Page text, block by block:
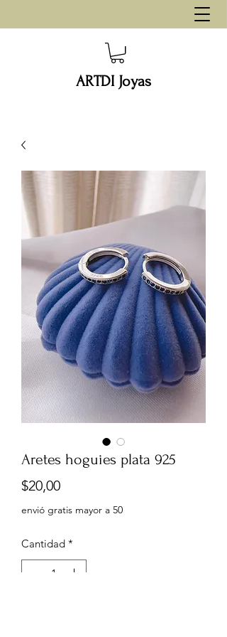
ARTDI Joyas
Aretes hoguies plata 925
$20,00Precio
envió gratis mayor a 50
Cantidad *